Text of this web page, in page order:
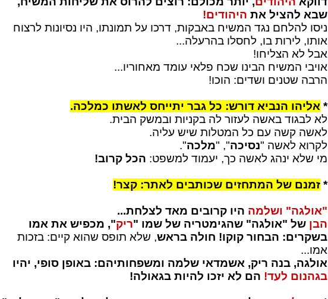
שבא להציל את היהודים!
ניסו להלחם נגד המשיח באבקות, דרכו על תמונתו, היו נסיונות לרצוח
אותו, לירות בו, לחסלו בהרעלה...
אבל לא הצליחו!
אויבי המשיח הבינו שכח פלאי עומד מאחוריו...
הרבה שטנים ושדים: הוכו!
* אליהו הנביא דורש: כל גבר יתייחס לאשתו כמלכה.
לא לבגוד באשה לעזור לה בקניות ובמשק הבית.
לאשה קשה עם כל המטלות שיש עליה.
לקרוא לאשה "נסיכה", "מלכה".
מי שלא ינהג לאשה כך, יעמוד למשפט: הכל קרוב!
* זמנם של המתחזים שכותבים לאתר: קצר!
"אולגה" ושלמה היו קרובים מאד לצלחת...
הבן של "אולגה" שהגימטריה של שמו "ריק", מכפיש את אמו
בשקרים: הבחור קוקו! חולה בראש, שלא תופס שהוא קיים: בזכות
אמו...
אולגה, בנה ריק, אשמדאי שלמה ומשפחותיהם: באופן סופי, יהיו
בגהנום לעד! הם לא יזכו להיות בגאולה!